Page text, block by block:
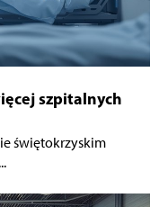
szpitalnych
świętokrzyskim